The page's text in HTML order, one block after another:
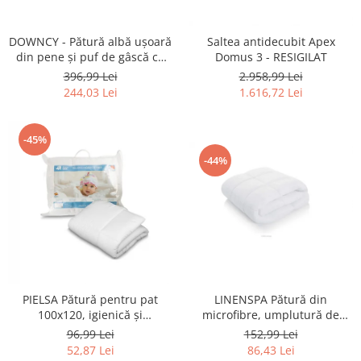
Utilaje si materiale de constructii
Laptop, Tablete & Telefoane
Accesorii tablete
Telefoane Mobile & accesorii
Wearable & Gadgeturi
Electrocasnice & Climatizare
Accesorii si piese masini spalat
rufe si uscatoare
Accesorii si piese masini spalat
Aragaze si cuptoare cu microunde
Climatizare & sisteme de incalzire
Electrocasnice pentru Bucatarie
DOWNCY - Pătură albă ușoară
din pene și puf de gâscă cu
husă din bumbac 100%, 260 x
220 cm ALB NOU
396,99 Lei
244,03 Lei
Saltea antidecubit Apex
Domus 3 - RESIGILAT
2.958,99 Lei
1.616,72 Lei
-45%
PIELSA Pătură pentru pat
100x120, igienică și
respirabilă, toamnă-iarnă ALB
NOU
96,99 Lei
52,87 Lei
-44%
LINENSPA Pătură din
microfibre, umplutură de
plapumă ultra moale 155x220
cm, ALB RESIGILAT
152,99 Lei
86,43 Lei